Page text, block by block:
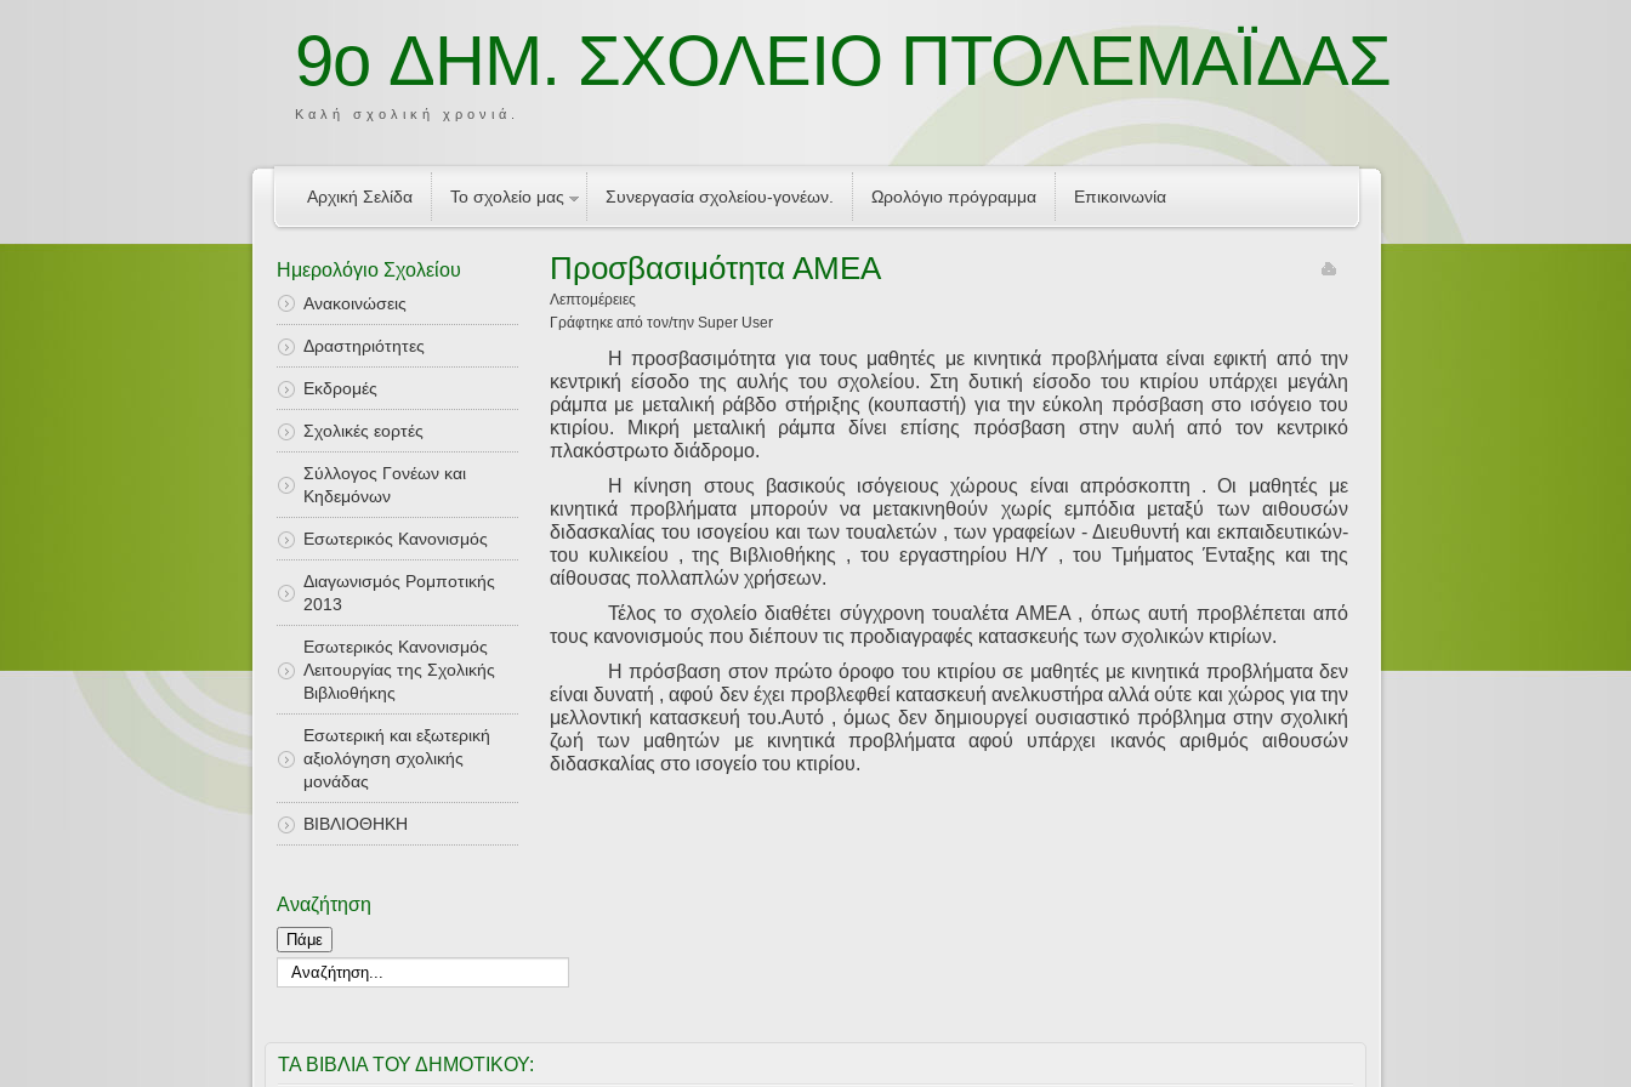
9o ΔΗΜ. ΣΧΟΛΕΙΟ ΠΤΟΛΕΜΑΪΔΑΣ
Καλή σχολική χρονιά.
Αρχική Σελίδα Το σχολείο μας Συνεργασία σχολείου-γονέων. Ωρολόγιο πρόγραμμα Επικοινωνία
Hμερολόγιο Σχολείου
Ανακοινώσεις
Δραστηριότητες
Εκδρομές
Σχολικές εορτές
Σύλλογος Γονέων και
Κηδεμόνων
Εσωτερικός Κανονισμός
Διαγωνισμός Ρομποτικής
2013
Εσωτερικός Κανονισμός
Λειτουργίας της Σχολικής
Βιβλιοθήκης
Εσωτερική και εξωτερική
αξιολόγηση σχολικής
μονάδας
ΒΙΒΛΙΟΘΗΚΗ
Αναζήτηση
Πάμε
Προσβασιμότητα ΑΜΕΑ
Λεπτομέρειες
Γράφτηκε από τον/την Super User
Η προσβασιμότητα για τους μαθητές με κινητικά προβλήματα είναι εφικτή από την
κεντρική είσοδο της αυλής του σχολείου. Στη δυτική είσοδο του κτιρίου υπάρχει μεγάλη
ράμπα με μεταλική ράβδο στήριξης (κουπαστή) για την εύκολη πρόσβαση στο ισόγειο του
κτιρίου. Μικρή μεταλική ράμπα δίνει επίσης πρόσβαση στην αυλή από τον κεντρικό
πλακόστρωτο διάδρομο.
Η κίνηση στους βασικούς ισόγειους χώρους είναι απρόσκοπτη . Οι μαθητές με
κινητικά προβλήματα μπορούν να μετακινηθούν χωρίς εμπόδια μεταξύ των αιθουσών
διδασκαλίας του ισογείου και των τουαλετών , των γραφείων - Διευθυντή και εκπαιδευτικών-
του κυλικείου , της Βιβλιοθήκης , του εργαστηρίου Η/Υ , του Τμήματος Ένταξης και της
αίθουσας πολλαπλών χρήσεων.
Τέλος το σχολείο διαθέτει σύγχρονη τουαλέτα ΑΜΕΑ , όπως αυτή προβλέπεται από
τους κανονισμούς που διέπουν τις προδιαγραφές κατασκευής των σχολικών κτιρίων.
Η πρόσβαση στον πρώτο όροφο του κτιρίου σε μαθητές με κινητικά προβλήματα δεν
είναι δυνατή , αφού δεν έχει προβλεφθεί κατασκευή ανελκυστήρα αλλά ούτε και χώρος για την
μελλοντική κατασκευή του.Αυτό , όμως δεν δημιουργεί ουσιαστικό πρόβλημα στην σχολική
ζωή των μαθητών με κινητικά προβλήματα αφού υπάρχει ικανός αριθμός αιθουσών
διδασκαλίας στο ισογείο του κτιρίου.
ΤΑ ΒΙΒΛΙΑ ΤΟΥ ΔΗΜΟΤΙΚΟΥ: